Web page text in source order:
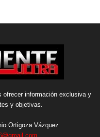
ofrecer información exclusiva y
y objetivas.
Ortigoza Vázquez